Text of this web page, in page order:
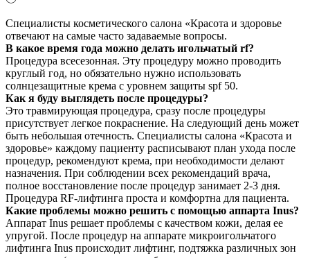
Специалисты косметического салона «Красота и здоровье
отвечают на самые часто задаваемые вопросы.
В какое время года можно делать игольчатый rf?
Процедура всесезонная. Эту процедуру можно проводить
круглый год, но обязательно нужно использовать
солнцезащитные крема с уровнем защиты spf 50.
Как я буду выглядеть после процедуры?
Это травмирующая процедура, сразу после процедуры
присутствует легкое покраснение. На следующий день может
быть небольшая отечность. Специалисты салона «Красота и
здоровье» каждому пациенту расписывают план ухода после
процедур, рекомендуют крема, при необходимости делают
назначения. При соблюдении всех рекомендаций врача,
полное восстановление после процедур занимает 2-3 дня.
Процедура RF-лифтинга проста и комфортна для пациента.
Какие проблемы можно решить с помощью аппарта Inus?
Аппарат Inus решает проблемы с качеством кожи, делая ее
упругой. После процедур на аппарате микроигольчатого
лифтинга Inus происходит лифтинг, подтяжка различных зон